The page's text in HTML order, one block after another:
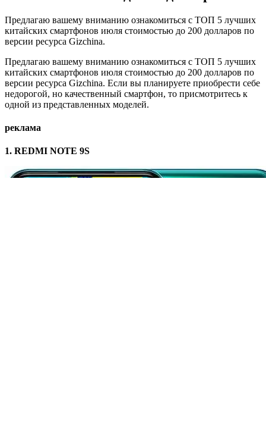
Предлагаю вашему вниманию ознакомиться с ТОП 5 лучших
китайских смартфонов июля стоимостью до 200 долларов по
версии ресурса Gizchina.
Предлагаю вашему вниманию ознакомиться с ТОП 5 лучших
китайских смартфонов июля стоимостью до 200 долларов по
версии ресурса Gizchina. Если вы планируете приобрести себе
недорогой, но качественный смартфон, то присмотритесь к
одной из представленных моделей.
реклама
1. REDMI NOTE 9S